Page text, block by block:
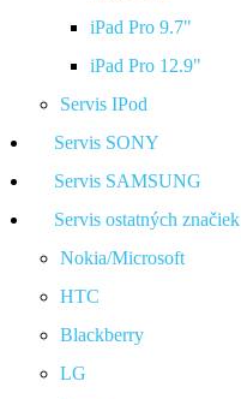
iPad Pro 9.7"
iPad Pro 12.9"
Servis IPod
Servis SONY
Servis SAMSUNG
Servis ostatných značiek
Nokia/Microsoft
HTC
Blackberry
LG